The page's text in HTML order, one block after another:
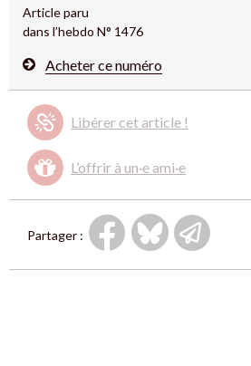
Article paru
dans l’hebdo N° 1476
Acheter ce numéro
Libérer cet article !
L’offrir à un·e ami·e
Partager :